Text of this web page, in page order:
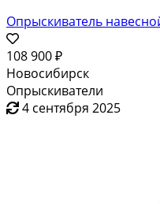
Опрыскиватель
108 900 ₽
Новосибирск
Опрыскиватели
4 сентября 2025